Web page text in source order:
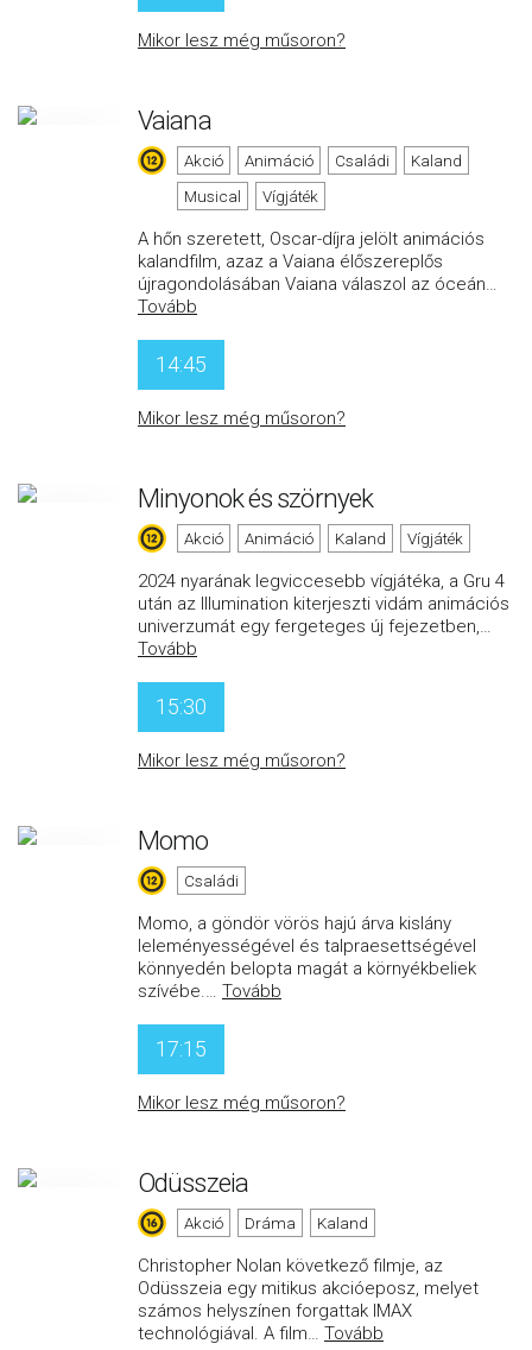
Mikor lesz még műsoron?
Vaiana
Akció Animáció Családi
Kaland
Musical
Vígjáték
A hőn szeretett, Oscar-díjra jelölt animációs
kalandfilm, azaz a Vaiana élőszereplős
újragondolásában Vaiana válaszol az óceán…
Tovább
14:45
Mikor lesz még műsoron?
Minyonok és szörnyek
Akció Animáció Kaland Vígjáték
2024 nyarának legviccesebb vígjátéka, a Gru 4
után az Illumination kiterjeszti vidám animációs
univerzumát egy fergeteges új fejezetben,…
Tovább
15:30
Mikor lesz még műsoron?
Momo
Családi
Momo, a göndör vörös hajú árva kislány
leleményességével és talpraesettségével
könnyedén belopta magát a környékbeliek
szívébe.… Tovább
17:15
Mikor lesz még műsoron?
Odüsszeia
Akció Dráma Kaland
Christopher Nolan következő filmje, az
Odüsszeia egy mitikus akcióeposz, melyet
számos helyszínen forgattak IMAX
technológiával. A film… Tovább